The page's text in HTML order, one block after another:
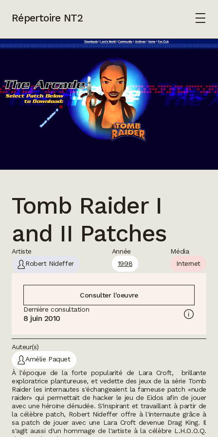
Répertoire NT2
Tomb Raider I
and II Patches
Artiste
Robert Nideffer
Année
1998
Média
Internet
Consulter l'oeuvre
Dernière consultation
8 juin 2010
Auteur(s)
Amélie Paquet
À l'époque de la forte popularité de Lara Croft, brillante
exploratrice plantureuse, et vedette des jeux de la série Tomb
Raiderles internautes s'échangeaient la fameuse patch «nude
raider» qui permettait dehackerle jeu de Eidos afin de jouer
avec une héroïne dénudée. S'inspirant et travaillant à partir de
la célèbre patch, Robert Nideffer offre à l'internaute grâce à
sapatch de jouer avec une Lara Croft devenue Drag King. Il
s'agit aussi d'un hommage de l'artiste à la célèbre L.H.O.O.Q.